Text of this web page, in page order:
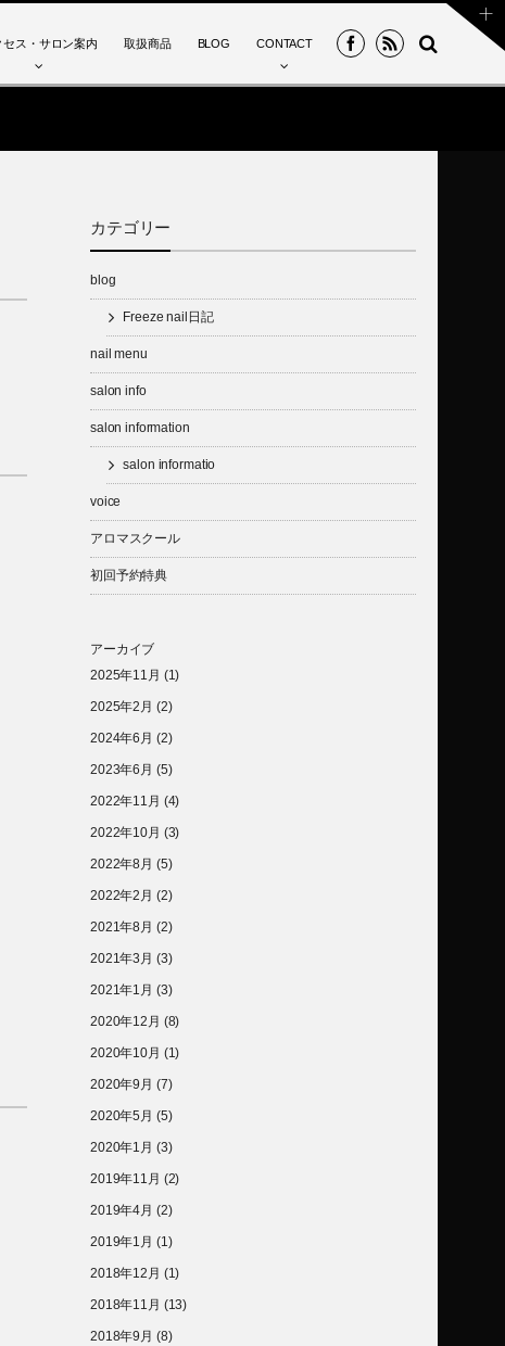
セス・サロン案内 取扱商品 BLOG CONTACT
カテゴリー
blog
Freeze nail日記
nail menu
salon info
salon information
salon informatio
voice
アロマスクール
初回予約特典
アーカイブ
2025年11月 (1)
2025年2月 (2)
2024年6月 (2)
2023年6月 (5)
2022年11月 (4)
2022年10月 (3)
2022年8月 (5)
2022年2月 (2)
2021年8月 (2)
2021年3月 (3)
2021年1月 (3)
2020年12月 (8)
2020年10月 (1)
2020年9月 (7)
2020年5月 (5)
2020年1月 (3)
2019年11月 (2)
2019年4月 (2)
2019年1月 (1)
2018年12月 (1)
2018年11月 (13)
2018年9月 (8)